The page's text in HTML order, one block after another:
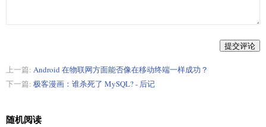
提交评论
上一篇: Android 在物联网方面能否像在移动终端一样成功？
下一篇: 极客漫画：谁杀死了 MySQL? - 后记
随机阅读